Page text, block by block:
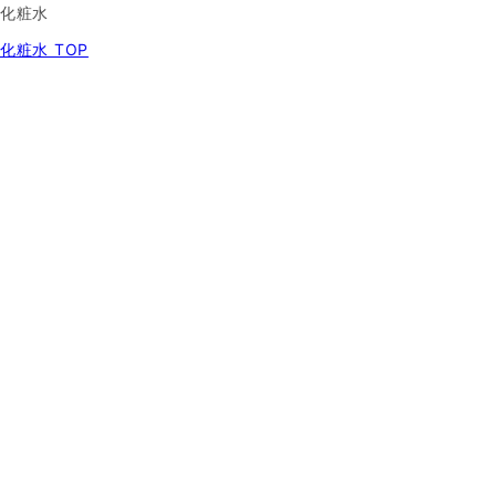
化粧水
化粧水 TOP